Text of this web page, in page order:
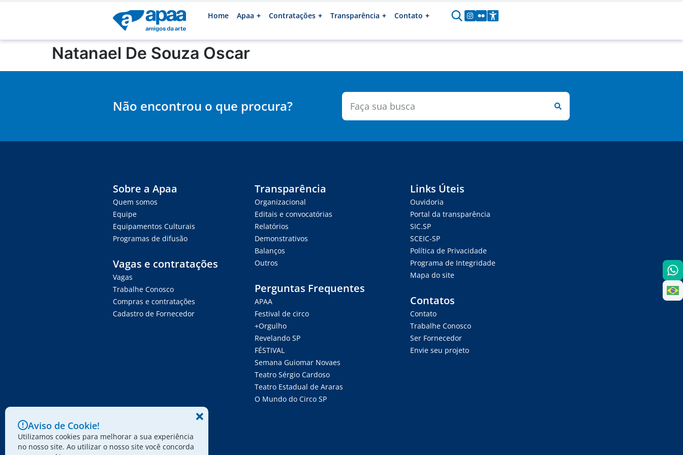
Home Apaa Contratações Transparência Contato
Natanael De Souza Oscar
Não encontrou o que procura?
Sobre a Apaa
Quem somos
Equipe
Equipamentos Culturais
Programas de difusão
Vagas e contratações
Vagas
Trabalhe Conosco
Compras e contratações
Cadastro de Fornecedor
Transparência
Organizacional
Editais e convocatórias
Relatórios
Demonstrativos
Balanços
Outros
Perguntas Frequentes
APAA
Festival de circo
+Orgulho
Revelando SP
FÉSTIVAL
Semana Guiomar Novaes
Teatro Sérgio Cardoso
Teatro Estadual de Araras
O Mundo do Circo SP
Links Úteis
Ouvidoria
Portal da transparência
SIC.SP
SCEIC-SP
Política de Privacidade
Programa de Integridade
Mapa do site
Contatos
Contato
Trabalhe Conosco
Ser Fornecedor
Envie seu projeto
Aviso de Cookie!
Utilizamos cookies para melhorar a sua experiência
no nosso site. Ao utilizar o nosso site você concorda